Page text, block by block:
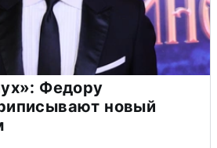
Федору
новый